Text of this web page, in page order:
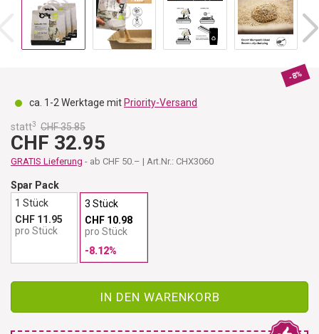
-8%
ca. 1-2 Werktage mit Priority-Versand
statt3 CHF 35.85
CHF 32.95
GRATIS Lieferung - ab CHF 50.– | Art.Nr.: CHX3060
Spar Pack
1 Stück
CHF 11.95
pro Stück
3 Stück
CHF 10.98
pro Stück
-8.12%
IN DEN WARENKORB